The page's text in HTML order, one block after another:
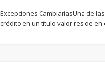
Excepciones CambiariasUna de
crédito en un título valor reside en